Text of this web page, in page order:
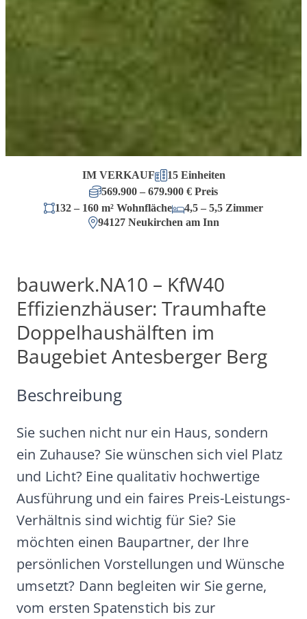
IM VERKAUF
15 Einheiten
569.900 – 679.900 € Preis
132 – 160 m² Wohnfläche
4,5 – 5,5 Zimmer
94127 Neukirchen am Inn
bauwerk.NA10 – KfW40
Effizienzhäuser: Traumhafte
Doppelhaushälften im
Baugebiet Antesberger Berg
Beschreibung
Sie suchen nicht nur ein Haus, sondern
ein Zuhause? Sie wünschen sich viel Platz
und Licht? Eine qualitativ hochwertige
Ausführung und ein faires Preis-Leistungs-
Verhältnis sind wichtig für Sie? Sie
möchten einen Baupartner, der Ihre
persönlichen Vorstellungen und Wünsche
umsetzt? Dann begleiten wir Sie gerne,
vom ersten Spatenstich bis zur